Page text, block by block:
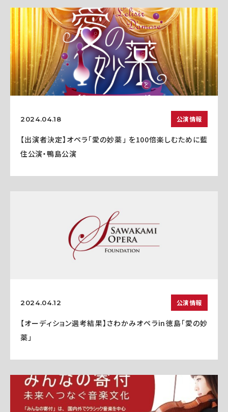
2024.04.18 公演情報
【出演者決定】オペラ「愛の妙薬」 を100倍楽しむために藍
住公演・鴨島公演
2024.04.12 公演情報
【オーディション選考結果】さわかみオペラin徳島「愛の妙
薬」